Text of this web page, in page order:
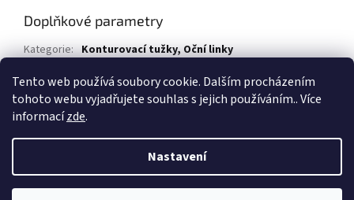
Tento web používá soubory cookie. Dalším procházením
tohoto webu vyjadřujete souhlas s jejich používáním.. Více
informacízde.
Nastavení
Doplňkové parametry
Kategorie: Konturovací tužky, Oční linky
Copyright 20261kosmetika.cz. Všechna práva vyhrazena.Upravit